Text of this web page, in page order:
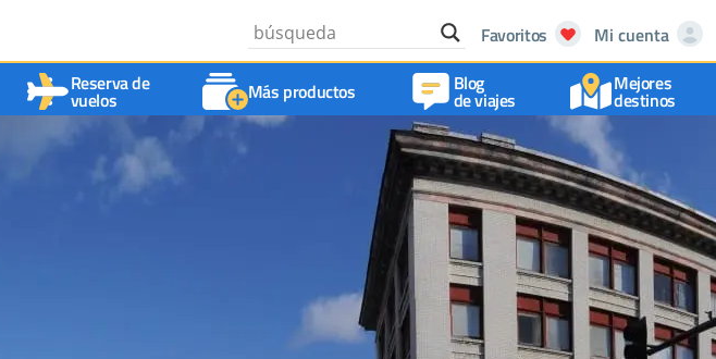
Favoritos
Mi cuenta
Reserva de
vuelos Más productos Blog
de viajes
Mejores
destinos